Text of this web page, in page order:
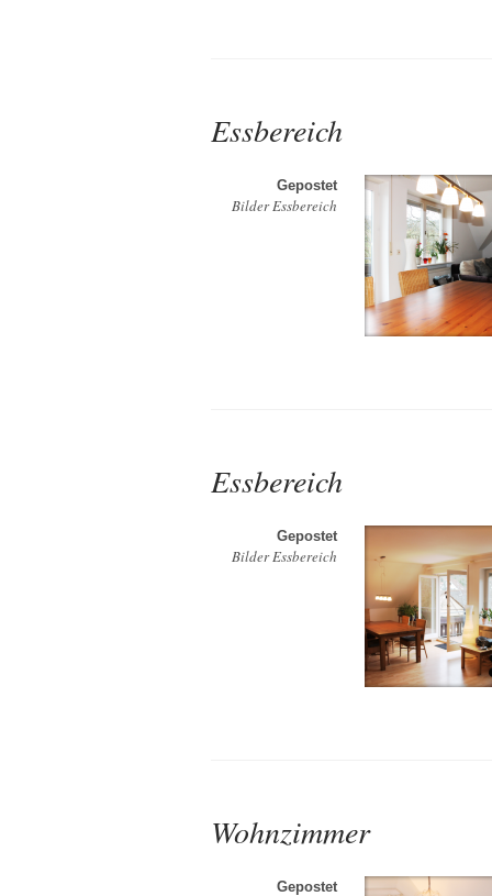
Essbereich
Gepostet
Bilder Essbereich
Essbereich
Gepostet
Bilder Essbereich
Wohnzimmer
Gepostet